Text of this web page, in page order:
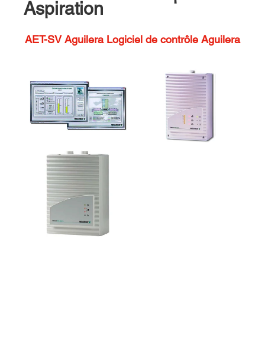
Aspiration
AET-SV Aguilera Logiciel de contrôle Aguilera